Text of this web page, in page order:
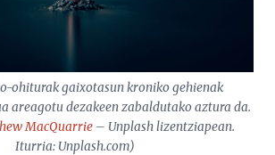
ohiturak gaixotasun kroniko gehienak
areagotu dezakeen zabaldutako aztura da.
MacQuarrie– Unplash lizentziapean.
Iturria: Unplash.com)